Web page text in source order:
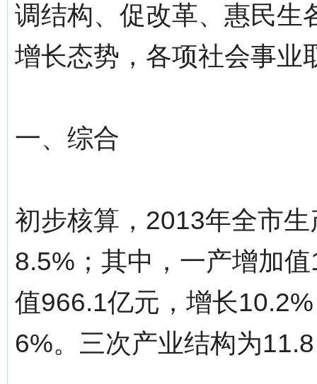
调结构、促改革、惠民生
增长态势，各项社会事业
一、综合
初步核算，2013年全市
8.5%；其中，一产增加
值966.1亿元，增长
6%。三次产业结构为